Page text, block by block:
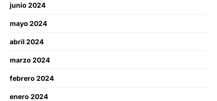
junio 2024
mayo 2024
abril 2024
marzo 2024
febrero 2024
enero 2024